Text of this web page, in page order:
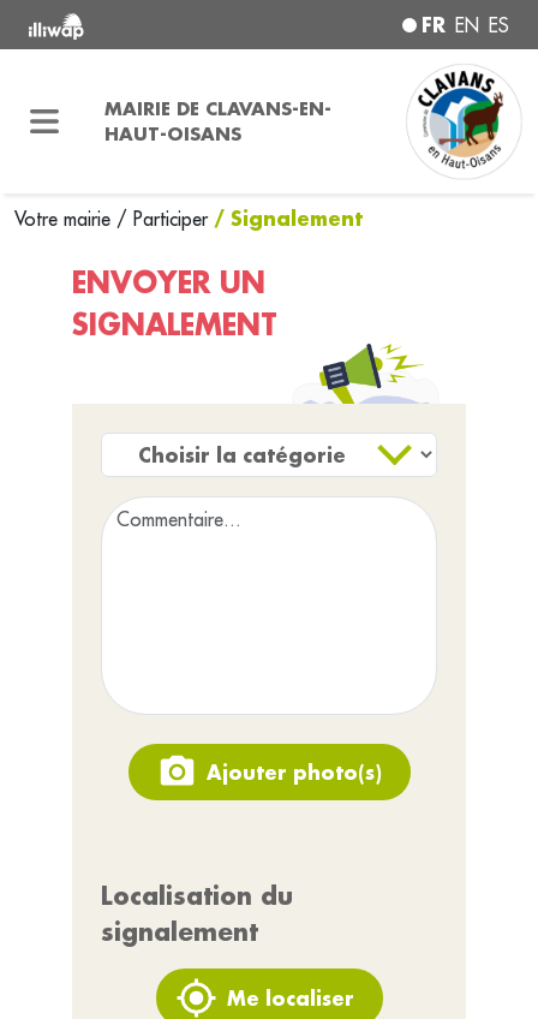
FR EN ES
MAIRIE DE CLAVANS-EN-
HAUT-OISANS
Votre mairie / Participer / Signalement
ENVOYER UN
SIGNALEMENT
Ajouter photo(s)
Localisation du
signalement
Me localiser